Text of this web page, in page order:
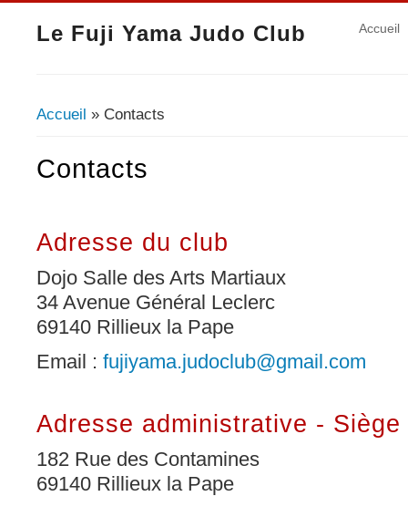
Le Fuji Yama Judo Club Accueil
Accueil » Contacts
Contacts
Adresse du club
Dojo Salle des Arts Martiaux
34 Avenue Général Leclerc
69140 Rillieux la Pape
Email : fujiyama.judoclub@gmail.com
Adresse administrative -
182 Rue des Contamines
69140 Rillieux la Pape